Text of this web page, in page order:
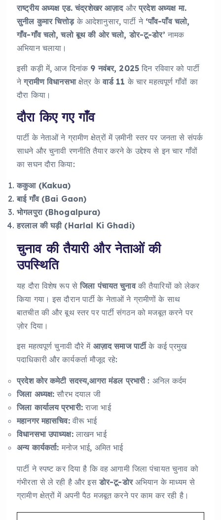
राष्ट्रीय अध्यक्ष एड. चंद्रशेखर आज़ादऔरप्रदेश अध्यक्ष मा.
सुनील कुमार चित्तोड़के आदेशानुसार, पार्टी ने ‘पाँव-पाँव चलो,
गाँव-गाँव चलो, चलो बूथ की ओर चलो, डोर-टू-डोर’ नामक
अभियान चलाया।
इसी कड़ी में, आज दिनांक 9 नवंबर, 2025 दिन रविवार को पार्टी
नेग्रामीण विधानसभाक्षेत्र केवार्ड 11 के चार महत्वपूर्ण गाँवों का
दौरा किया।
दौरा किए गए गाँव
पार्टी के नेताओं ने ग्रामीण क्षेत्रों में ज़मीनी स्तर पर जनता से संपर्क
साधने और चुनावी रणनीति तैयार करने के उद्देश्य से इन चार गाँवों
का सघन दौरा किया:
ककुआ (Kakua)
बाई गाँव (Bai Gaon)
भोगलपुरा (Bhogalpura)
हरलाल की घड़ी (Harlal Ki Ghadi)
चुनाव की तैयारी और नेताओं की
उपस्थिति
यह दौरा विशेष रूप सेजिला पंचायत चुनावकी तैयारियों को लेकर
किया गया। इस दौरान पार्टी के नेताओं ने ग्रामीणों के साथ
बातचीत की और बूथ स्तर पर पार्टी संगठन को मजबूत करने पर
ज़ोर दिया।
इस महत्वपूर्ण चुनावी दौरे में आज़ाद समाज पार्टीके कई प्रमुख
पदाधिकारी और कार्यकर्ता मौजूद रहे:
प्रदेश कोर कमेटी सदस्य,आगरा मंडल प्रभारी: अनिल कर्दम
जिला अध्यक्ष: सौरभ दयाल जी
जिला कार्यालय प्रभारी:राजा भाई
महानगर महासचिव:वीरू भाई
विधानसभा उपाध्यक्ष:लाखन भाई
अन्य कार्यकर्ता: मनोज भाई, अमित भाई
पार्टी ने स्पष्ट कर दिया है कि वह आगामी जिला पंचायत चुनाव को
गंभीरता से ले रही है और इसडोर-टू-डोरअभियान के माध्यम से
ग्रामीण क्षेत्रों में अपनी पैठ मजबूत करने पर काम कर रही है।